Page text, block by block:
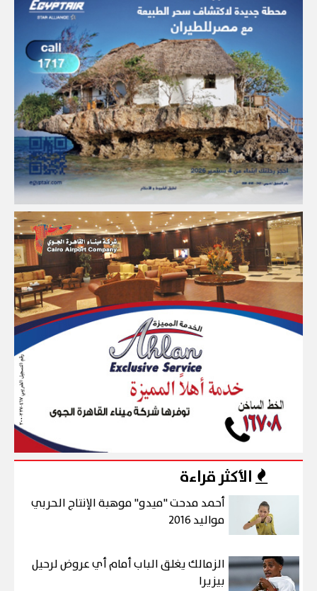
الأكثر قراءة
أحمد مدحت "ميدو" موهبة الإنتاج الحربي
مواليد 2016
الزمالك يغلق الباب أمام أي عروض لرحيل
بيزيرا